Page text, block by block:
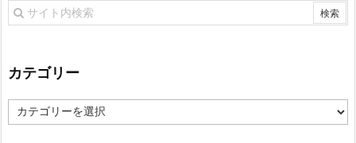
カテゴリー
カ
テ